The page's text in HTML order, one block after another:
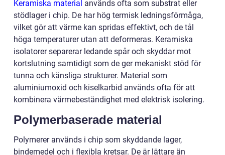
Keramiska material används ofta som substrat eller
stödlager i chip. De har hög termisk ledningsförmåga,
vilket gör att värme kan spridas effektivt, och de tål
höga temperaturer utan att deformeras. Keramiska
isolatorer separerar ledande spår och skyddar mot
kortslutning samtidigt som de ger mekaniskt stöd för
tunna och känsliga strukturer. Material som
aluminiumoxid och kiselkarbid används ofta för att
kombinera värmebeständighet med elektrisk isolering.
Polymerbaserade material
Polymerer används i chip som skyddande lager,
bindemedel och i flexibla kretsar. De är lättare än